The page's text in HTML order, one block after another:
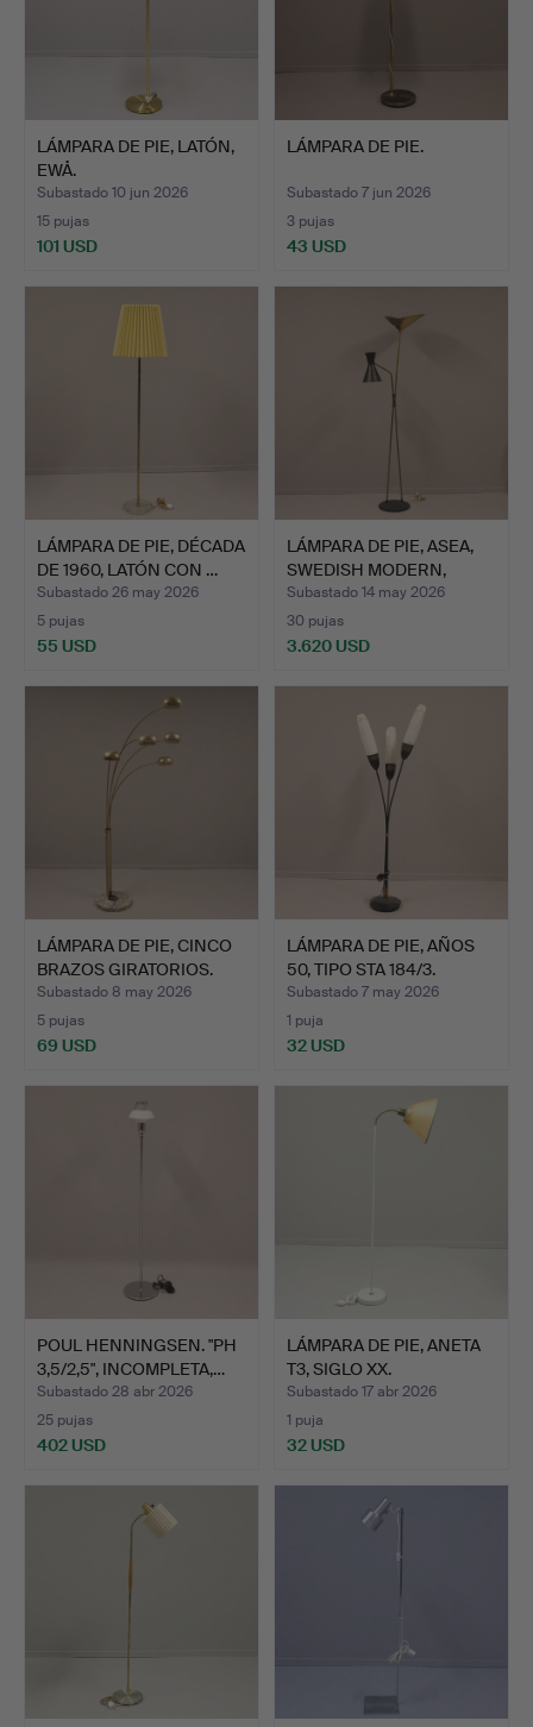
LÁMPARA DE PIE, LATÓN,
EWÅ.
Subastado 10 jun 2026
15 pujas
101 USD
LÁMPARA DE PIE.
Subastado 7 jun 2026
3 pujas
43 USD
LÁMPARA DE PIE, DÉCADA
DE 1960, LATÓN CON …
Subastado 26 may 2026
5 pujas
55 USD
LÁMPARA DE PIE, ASEA,
SWEDISH MODERN,
DÉCA…
Subastado 14 may 2026
30 pujas
3.620 USD
LÁMPARA DE PIE, CINCO
BRAZOS GIRATORIOS.
Subastado 8 may 2026
5 pujas
69 USD
LÁMPARA DE PIE, AÑOS
50, TIPO STA 184/3.
Subastado 7 may 2026
1 puja
32 USD
POUL HENNINGSEN. "PH
3,5/2,5", INCOMPLETA,…
Subastado 28 abr 2026
25 pujas
402 USD
LÁMPARA DE PIE, ANETA
T3, SIGLO XX.
Subastado 17 abr 2026
1 puja
32 USD